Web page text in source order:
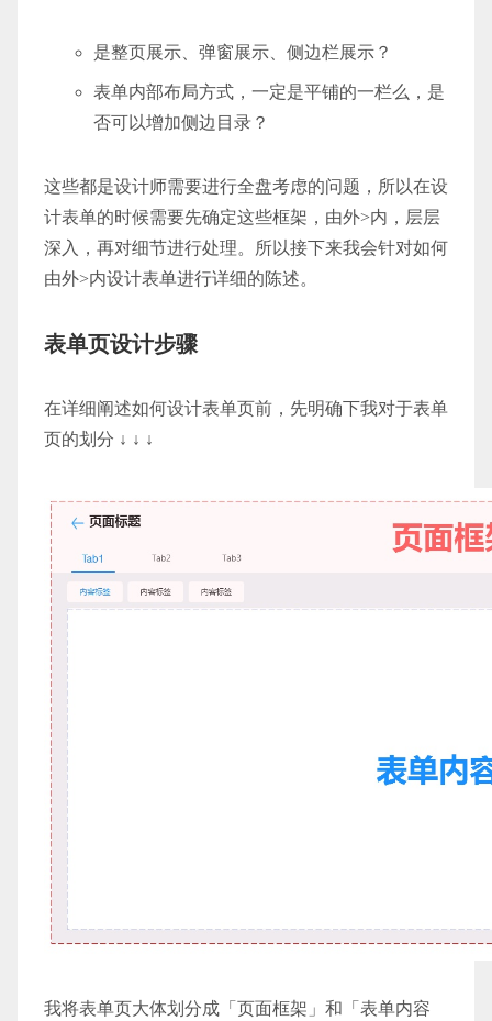
是整页展示、弹窗展示、侧边栏展示？
表单内部布局方式，一定是平铺的一栏么，是
否可以增加侧边目录？
这些都是设计师需要进行全盘考虑的问题，所以在设
计表单的时候需要先确定这些框架，由外>内，层层
深入，再对细节进行处理。所以接下来我会针对如何
由外>内设计表单进行详细的陈述。
表单页设计步骤
在详细阐述如何设计表单页前，先明确下我对于表单
页的划分 ↓ ↓ ↓
我将表单页大体划分成「页面框架」和「表单内容